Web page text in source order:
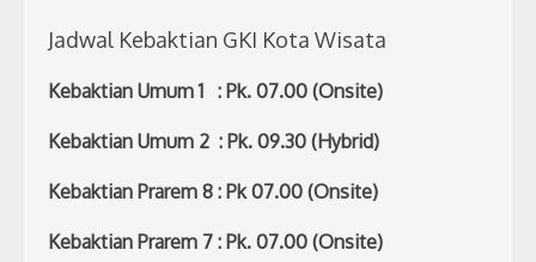
Jadwal Kebaktian GKI Kota Wisata
Kebaktian Umum 1 : Pk. 07.00 (Onsite)
Kebaktian Umum 2 : Pk. 09.30 (Hybrid)
Kebaktian Prarem 8 : Pk 07.00 (Onsite)
Kebaktian Prarem 7 : Pk. 07.00 (Onsite)